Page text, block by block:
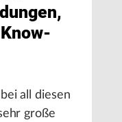
all diesen
große